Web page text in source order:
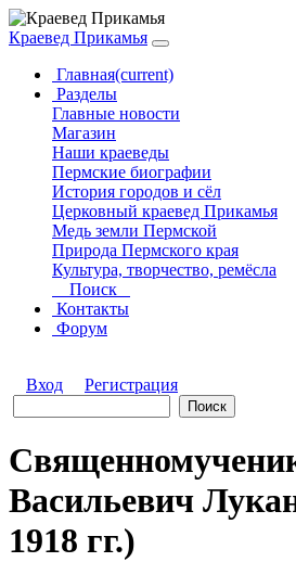
Краевед Прикамья
Главная(current)
Разделы
Главные новости
Магазин
Наши краеведы
Пермские биографии
История городов и сёл
Церковный краевед Прикамья
Медь земли Пермской
Природа Пермского края
Культура, творчество, ремёсла
Поиск
Контакты
Форум
Вход Регистрация
Васильевич
1918 гг.)